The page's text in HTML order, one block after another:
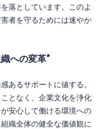
落としています。このよ
者を守るためには速やか
への変革”
あるサポートに値する。
となく、企業文化を浄化
安心して働ける環境への
織全体の健全な価値観に